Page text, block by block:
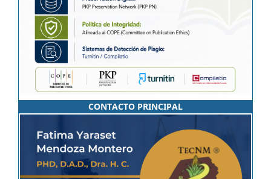
CONTACTO PRINCIPAL